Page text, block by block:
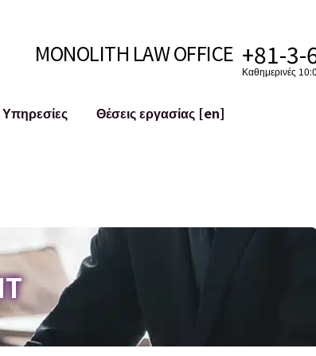
MONOLITH LAW OFFICE +81-3-
Καθημερινές
Υπηρεσίες
Λογαριασμών στα Κοινωνικά
Θέσεις εργασίας [en]